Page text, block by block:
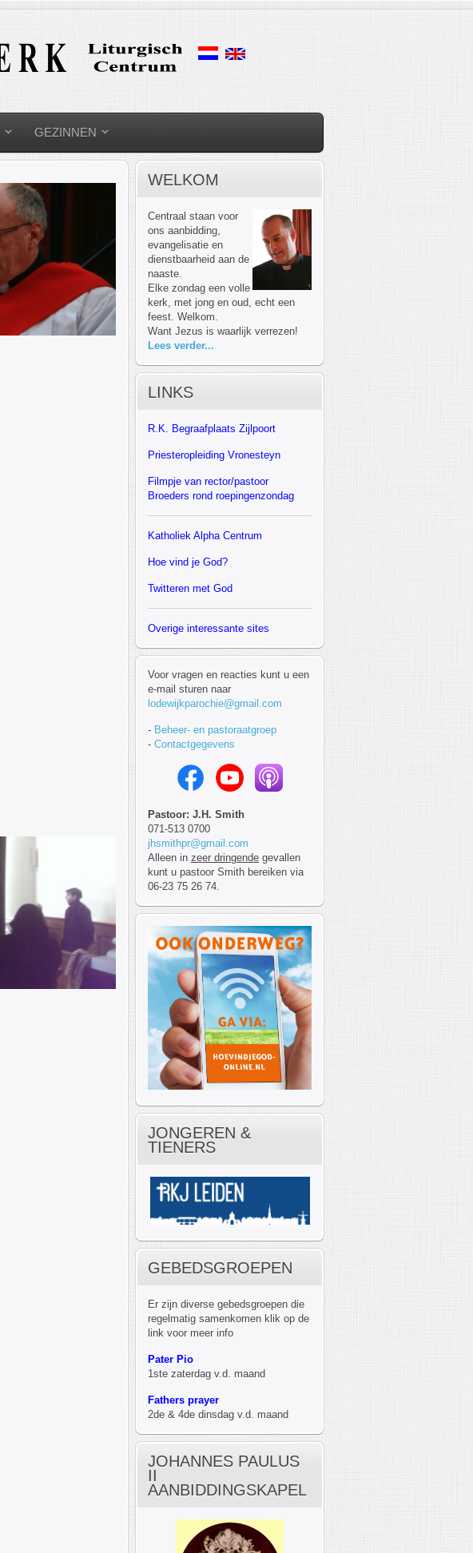
GEZINNEN
WELKOM
Centraal staan voor
ons aanbidding,
evangelisatie en
dienstbaarheid aan de
naaste.
Elke zondag een volle
kerk, met jong en oud, echt een
feest. Welkom.
Want Jezus is waarlijk verrezen!
Lees verder...
LINKS
R.K. Begraafplaats Zijlpoort
Priesteropleiding Vronesteyn
Filmpje van rector/pastoor
Broeders rond roepingenzondag
Katholiek Alpha Centrum
Hoe vind je God?
Twitteren met God
Overige interessante sites
Voor vragen en reacties kunt u een
e-mail sturen naar
lodewijkparochie@gmail.com
- Beheer- en pastoraatgroep
- Contactgegevens
Pastoor: J.H. Smith
071-513 0700
jhsmithpr@gmail.com
Alleen in zeer dringende gevallen
kunt u pastoor Smith bereiken via
06-23 75 26 74.
JONGEREN &
TIENERS
GEBEDSGROEPEN
Er zijn diverse gebedsgroepen die
regelmatig samenkomen klik op de
link voor meer info
Pater Pio
1ste zaterdag v.d. maand
Fathers prayer
2de & 4de dinsdag v.d. maand
JOHANNES PAULUS
II
AANBIDDINGSKAPEL